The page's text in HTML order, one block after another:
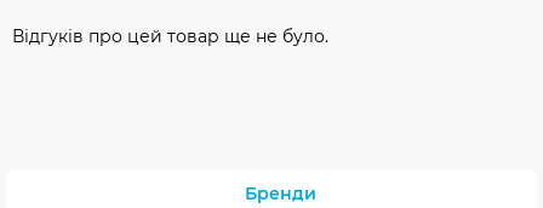
Відгуків про цей товар ще не було.
Бренди